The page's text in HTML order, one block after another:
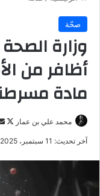
صحّة
وزارة
أظافر من
مادة
محمد علي بن عمار
آخر تحديث: 11 سبتمبر، 2025